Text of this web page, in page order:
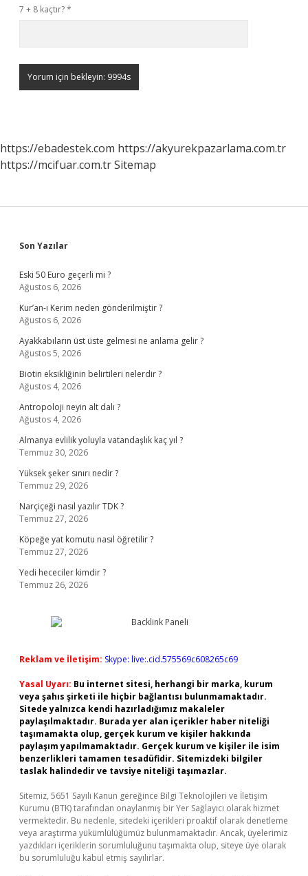
7 + 8 kaçtır?*
https://ebadestek.com https://akyurekpazarlama.com.tr
https://mcifuar.com.trSitemap
Sidebar
Son Yazılar
Eski 50 Euro geçerli mi ?
Ağustos 6, 2026
Kur’an-ı Kerim neden gönderilmiştir ?
Ağustos 6, 2026
Ayakkabıların üst üste gelmesi ne anlama gelir ?
Ağustos 5, 2026
Biotin eksikliğinin belirtileri nelerdir ?
Ağustos 4, 2026
Antropoloji neyin alt dalı ?
Ağustos 4, 2026
Almanya evlilik yoluyla vatandaşlık kaç yıl ?
Temmuz 30, 2026
Yüksek şeker sınırı nedir ?
Temmuz 29, 2026
Narçiçeği nasıl yazılır TDK ?
Temmuz 27, 2026
Köpeğe yat komutu nasıl öğretilir ?
Temmuz 27, 2026
Yedi hececiler kimdir ?
Temmuz 26, 2026
Reklam ve İletişim: Skype: live:.cid.575569c608265c69
Yasal Uyarı: Bu internet sitesi, herhangi bir marka, kurum
veya şahıs şirketi ile hiçbir bağlantısı bulunmamaktadır.
Sitede yalnızca kendi hazırladığımız makaleler
paylaşılmaktadır. Burada yer alan içerikler haber niteliği
taşımamakta olup, gerçek kurum ve kişiler hakkında
paylaşım yapılmamaktadır. Gerçek kurum ve kişiler ile isim
benzerlikleri tamamen tesadüfidir. Sitemizdeki bilgiler
taslak halindedir ve tavsiye niteliği taşımazlar.
Sitemiz, 5651 Sayılı Kanun gereğince Bilgi Teknolojileri ve İletişim
Kurumu (BTK) tarafından onaylanmış bir Yer Sağlayıcı olarak hizmet
vermektedir. Bu nedenle, sitedeki içerikleri proaktif olarak denetleme
veya araştırma yükümlülüğümüz bulunmamaktadır. Ancak, üyelerimiz
yazdıkları içeriklerin sorumluluğunu taşımakta olup, siteye üye olarak
bu sorumluluğu kabul etmiş sayılırlar.